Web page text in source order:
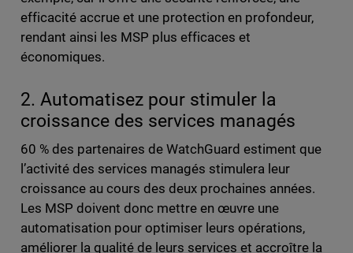
efficacité accrue et une protection en profondeur,
rendant ainsi les MSP plus efficaces et
économiques.
2. Automatisez pour stimuler la
croissance des services managés
60 % des partenaires de WatchGuard estiment que
l’activité des services managés stimulera leur
croissance au cours des deux prochaines années.
Les MSP doivent donc mettre en œuvre une
automatisation pour optimiser leurs opérations,
améliorer la qualité de leurs services et accroître la